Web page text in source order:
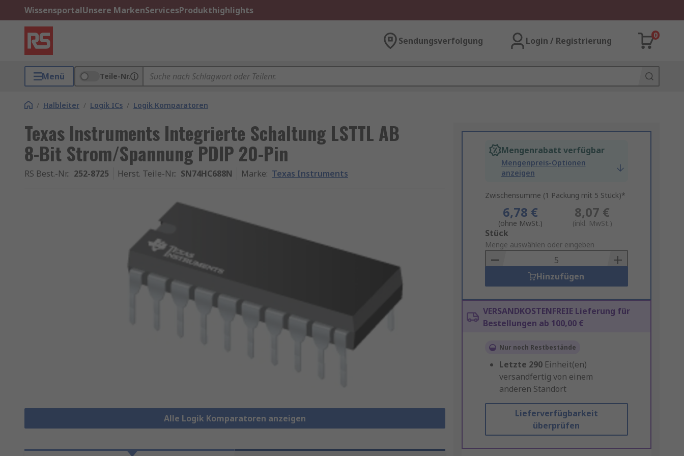
WissensportalUnsere MarkenServicesProdukthighlights
Sendungsverfolgung Login / Registrierung
0
Menü Teile-Nr.
/ Halbleiter / Logik ICs / Logik Komparatoren
Texas Instruments Integrierte Schaltung LSTTL AB
8-Bit Strom/Spannung PDIP 20-Pin
RS Best.-Nr.: 252-8725 Herst. Teile-Nr.: SN74HC688N Marke: Texas Instruments
Alle Logik Komparatoren anzeigen
Mengenrabatt verfügbar
Mengenpreis-Optionen
anzeigen
Zwischensumme (1 Packung mit 5 Stück)*
6,78 €
(ohne MwSt.)
8,07 €
(inkl. MwSt.)
Add
to
Basket
Stück
Menge auswählen oder eingeben
Hinzufügen
VERSANDKOSTENFREIE Lieferung für
Bestellungen ab 100,00 €
Nur noch Restbestände
Letzte 290 Einheit(en)
versandfertig von einem
anderen Standort
Lieferverfügbarkeit
überprüfen